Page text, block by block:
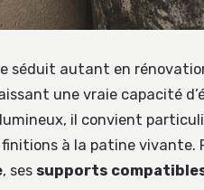
séduit autant en
une vraie capacité
il convient
à la patine vivante.
, ses supports